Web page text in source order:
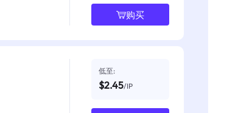
购买
低至:
$2.45/IP